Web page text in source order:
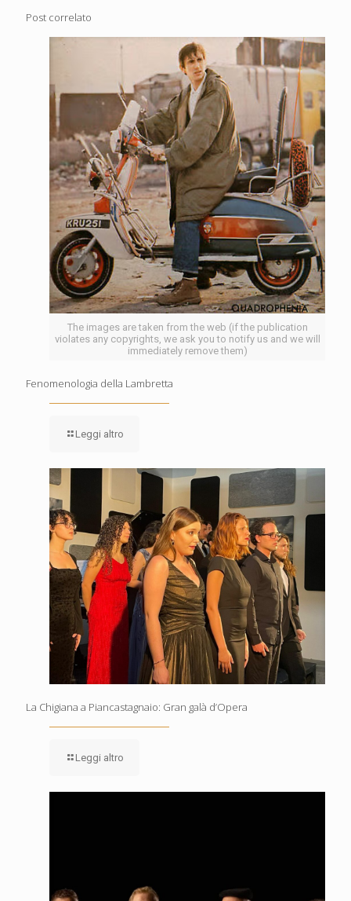
Post correlato
The images are taken from the web (if the publication
violates any copyrights, we ask you to notify us and we will
immediately remove them)
Fenomenologia della Lambretta
Leggi altro
La Chigiana a Piancastagnaio: Gran galà d’Opera
Leggi altro